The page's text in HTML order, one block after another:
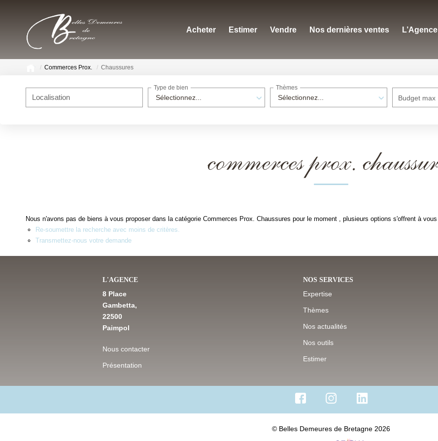
Acheter Estimer Vendre Nos dernières ventes L’Agence
Commerces Prox. Chaussures
Localisation Sélectionnez...
Type de bien
Sélectionnez...
Thèmes
Budget max
commerces prox.
Nous n'avons pas de biens à vous proposer dans la catégorie Commerces Prox. Chaussures pour le moment , plusieurs options s'offrent à vous
Re-soumettre la recherche avec moins de critères.
Transmettez-nous votre demande
L'AGENCE
8 Place
Gambetta,
22500
Paimpol
Nous contacter
Présentation
NOS SERVICES
Expertise
Thèmes
Nos actualités
Nos outils
Estimer
© Belles Demeures de Bretagne 2026